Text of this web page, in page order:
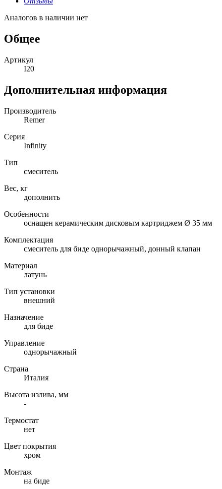
Аналогов в наличии нет
Общее
Артикул
I20
Дополнительная информация
Производитель
Remer
Серия
Infinity
Тип
смеситель
Вес, кг
дополнить
Особенности
оснащен керамическим дисковым картриджем Ø 35 мм
Комплектация
смеситель для биде однорычажный, донный клапан
Материал
латунь
Тип установки
внешний
Назначение
для биде
Управление
однорычажный
Страна
Италия
Высота излива, мм
-
Термостат
нет
Цвет покрытия
хром
Монтаж
на биде